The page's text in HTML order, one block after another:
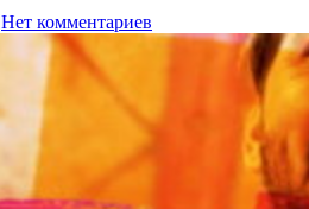
Нет комментариев